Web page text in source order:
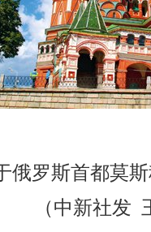
俄罗斯首都莫
（中新社发